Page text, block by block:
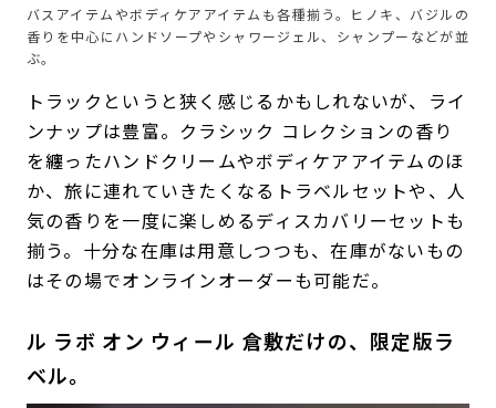
バスアイテムやボディケアアイテムも各種揃う。ヒノキ、バジルの
香りを中心にハンドソープやシャワージェル、シャンプーなどが並
ぶ。
トラックというと狭く感じるかもしれないが、ライ
ンナップは豊富。クラシック コレクションの香り
を纏ったハンドクリームやボディケアアイテムのほ
か、旅に連れていきたくなるトラベルセットや、人
気の香りを一度に楽しめるディスカバリーセットも
揃う。十分な在庫は用意しつつも、在庫がないもの
はその場でオンラインオーダーも可能だ。
ル ラボ オン ウィール 倉敷だけの、限定版ラ
ベル。